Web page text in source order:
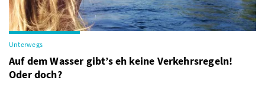
Unterwegs
Auf dem Wasser gibt’s eh keine Verkehrsregeln!
Oder doch?